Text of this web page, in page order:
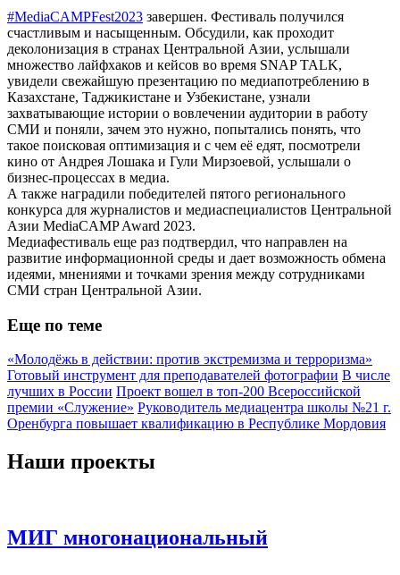
#MediaCAMPFest2023 завершен. Фестиваль получился
счастливым и насыщенным. Обсудили, как проходит
деколонизация в странах Центральной Азии, услышали
множество лайфхаков и кейсов во время SNAP TALK,
увидели свежайшую презентацию по медиапотреблению в
Казахстане, Таджикистане и Узбекистане, узнали
захватывающие истории о вовлечении аудитории в работу
СМИ и поняли, зачем это нужно, попытались понять, что
такое поисковая оптимизация и с чем её едят, посмотрели
кино от Андрея Лошака и Гули Мирзоевой, услышали о
бизнес-процессах в медиа.
А также наградили победителей пятого регионального
конкурса для журналистов и медиаспециалистов Центральной
Азии MediaCAMP Award 2023.
Медиафестиваль еще раз подтвердил, что направлен на
развитие информационной среды и дает возможность обмена
идеями, мнениями и точками зрения между сотрудниками
СМИ стран Центральной Азии.
Еще по теме
«Молодёжь в действии: против экстремизма и терроризма»
Готовый инструмент для преподавателей фотографии В числе
лучших в России Проект вошел в топ-200 Всероссийской
премии «Служение» Руководитель медиацентра школы №21 г.
Оренбурга повышает квалификацию в Республике Мордовия
Наши проекты
МИГ многонациональный